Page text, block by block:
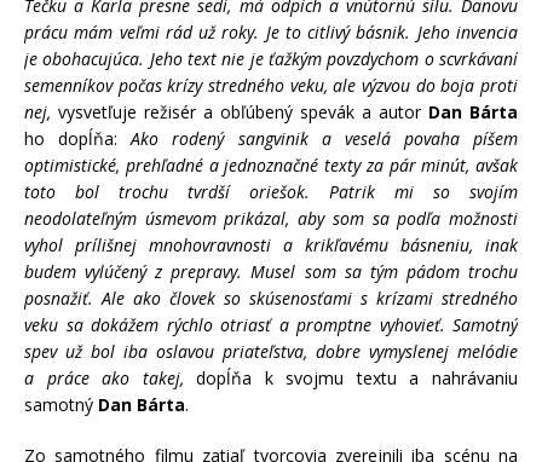
Tečku a Karla presne sedí, má odpich a vnútornú silu. Danovu
prácu mám veľmi rád už roky. Je to citlivý básnik. Jeho invencia
je obohacujúca. Jeho text nie je ťažkým povzdychom o scvrkávaní
semenníkov počas krízy stredného veku, ale výzvou do boja proti
nej, vysvetľuje režisér a obľúbený spevák a autor Dan Bárta
ho dopĺňa:Ako rodený sangvinik a veselá povaha píšem
optimistické, prehľadné a jednoznačné texty za pár minút, avšak
toto bol trochu tvrdší oriešok. Patrik mi so svojím
neodolateľným úsmevom prikázal, aby som sa podľa možnosti
vyhol prílišnej mnohovravnosti a krikľavému básneniu, inak
budem vylúčený z prepravy. Musel som sa tým pádom trochu
posnažiť. Ale ako človek so skúsenosťami s krízami stredného
veku sa dokážem rýchlo otriasť a promptne vyhovieť. Samotný
spev už bol iba oslavou priateľstva, dobre vymyslenej melódie
a práce ako takej, dopĺňa k svojmu textu a nahrávaniu
samotný Dan Bárta.
Zo samotného filmu zatiaľ tvorcovia zverejnili iba scénu na